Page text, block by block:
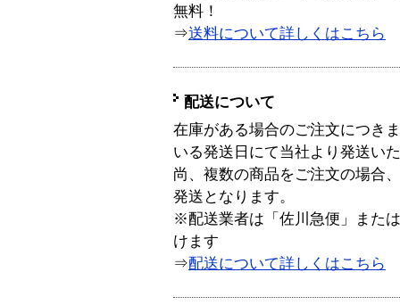
無料！
⇒送料について詳しくはこちら
配送について
在庫がある場合のご注文につき
いる発送日にて当社より発送い
尚、複数の商品をご注文の場合
発送となります。
※配送業者は「佐川急便」また
けます
⇒配送について詳しくはこちら